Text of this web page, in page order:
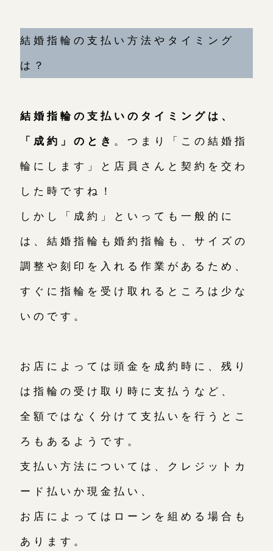
結婚指輪の支払い方法やタイミング
は？
結婚指輪の支払いのタイミングは、
「成約」のとき 。つまり「この結婚指
輪にします」と店員さんと契約を交わ
した時ですね！
しかし「成約」といっても一般的に
は、結婚指輪も婚約指輪も、サイズの
調整や刻印を入れる作業があるため、
すぐに指輪を受け取れるところは少な
いのです。
お店によっては頭金を成約時に、残り
は指輪の受け取り時に支払うなど、
全額ではなく分けて支払いを行うとこ
ろもあるようです。
支払い方法については、クレジットカ
ード払いか現金払い、
お店によってはローンを組める場合も
あります。